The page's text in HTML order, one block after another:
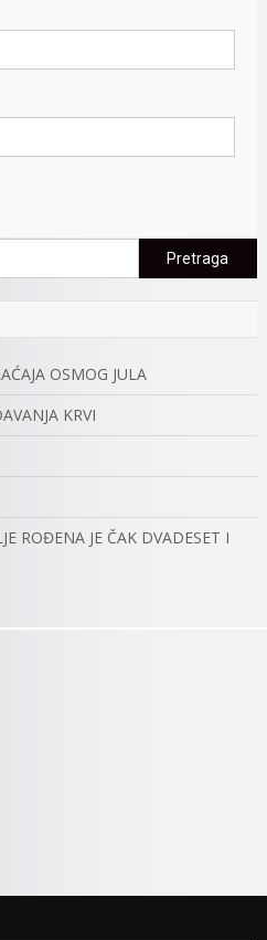
Pretraga:
OSMOG JULA
KRVI
ROĐENA JE ČAK DVADESET I